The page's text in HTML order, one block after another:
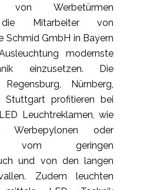
von Werbetürmen
Mitarbeiter von
Schmid GmbH in Bayern
modernste
einzusetzen. Die
Nürnberg,
Stuttgart profitieren bei
Leuchtreklamen, wie
Werbepylonen oder
vom geringen
und von den langen
Zudem leuchten